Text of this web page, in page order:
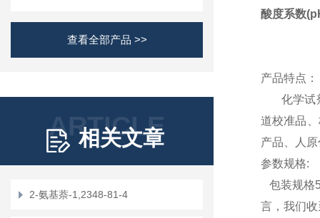
查看全部产品 >>
ARTICLE
相关文章
2-氨基萘-1,2348-81-4
酸度系数
产品特点：
化学试剂
道校准品
产品、人
参数规格:
包装规格
言，我们